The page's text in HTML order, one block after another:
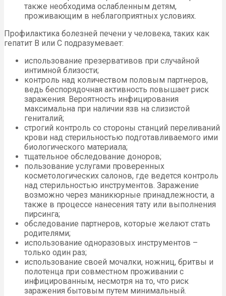
также необходима ослабленным детям,
проживающим в неблагоприятных условиях.
Профилактика болезней печени у человека, таких как
гепатит В или С подразумевает:
использование презервативов при случайной
интимной близости;
контроль над количеством половым партнеров,
ведь беспорядочная активность повышает риск
заражения. Вероятность инфицирования
максимальна при наличии язв на слизистой
гениталий;
строгий контроль со стороны станций переливаний
крови над стерильностью подготавливаемого ими
биологического материала;
тщательное обследование доноров;
пользование услугами проверенных
косметологических салонов, где ведется контроль
над стерильностью инструментов. Заражение
возможно через маникюрные принадлежности, а
также в процессе нанесения тату или выполнения
пирсинга;
обследование партнеров, которые желают стать
родителями;
использование одноразовых инструментов –
только один раз;
использование своей мочалки, ножниц, бритвы и
полотенца при совместном проживании с
инфицированным, несмотря на то, что риск
заражения бытовым путем минимальный.